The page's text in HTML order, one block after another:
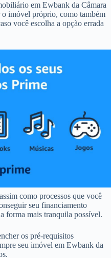
em Ewbank da Câmara
imóvel próprio, como também
você escolha a opção errada
como processos que você
seu financiamento
forma mais tranquila possível.
os pré-requisitos
seu imóvel em Ewbank da